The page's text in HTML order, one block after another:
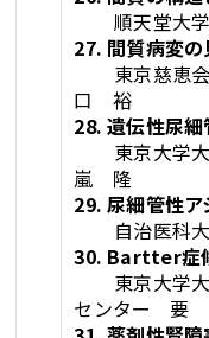
順天堂大学
27. 間質病変の
東京慈恵会
口 裕
28. 遺伝性尿
東京大学大
嵐 隆
29. 尿細管性
自治医科大
30. Bartter症
東京大学大
センター 要